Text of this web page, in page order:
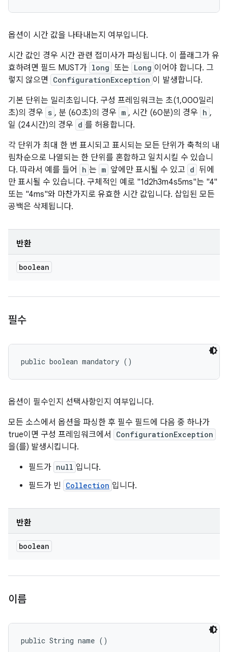
옵션이 시간 값을 나타내는지 여부입니다.
시간 값인 경우 시간 관련 접미사가 파싱됩니다. 이 플래그가 유
효하려면 필드 MUST가 long 또는 Long 이어야 합니다. 그
렇지 않으면
ConfigurationException 이 발생합니다.
기본 단위는 밀리초입니다. 구성 프레임워크는 초(1,000밀리
초)의 경우 s , 분 (60초)의 경우 m , 시간 (60분)의 경우 h ,
일 (24시간)의 경우 d 를 허용합니다.
각 단위가 최대 한 번 표시되고 표시되는 모든 단위가 축척의 내
림차순으로 나열되는 한 단위를 혼합하고 일치시킬 수 있습니
다. 따라서 예를 들어
h 는 m 앞에만 표시될 수 있고 d 뒤에
만 표시될 수 있습니다. 구체적인 예로 "1d2h3m4s5ms"는 "4"
또는 "4ms"와 마찬가지로 유효한 시간 값입니다. 삽입된 모든
공백은 삭제됩니다.
반환
boolean
필수
public boolean mandatory ()
옵션이 필수인지 선택사항인지 여부입니다.
모든 소스에서 옵션을 파싱한 후 필수 필드에 다음 중 하나가
true이면 구성 프레임워크에서
ConfigurationException
을(를) 발생시킵니다.
필드가 null 입니다.
필드가 빈
Collection 입니다.
반환
boolean
이름
public String name ()